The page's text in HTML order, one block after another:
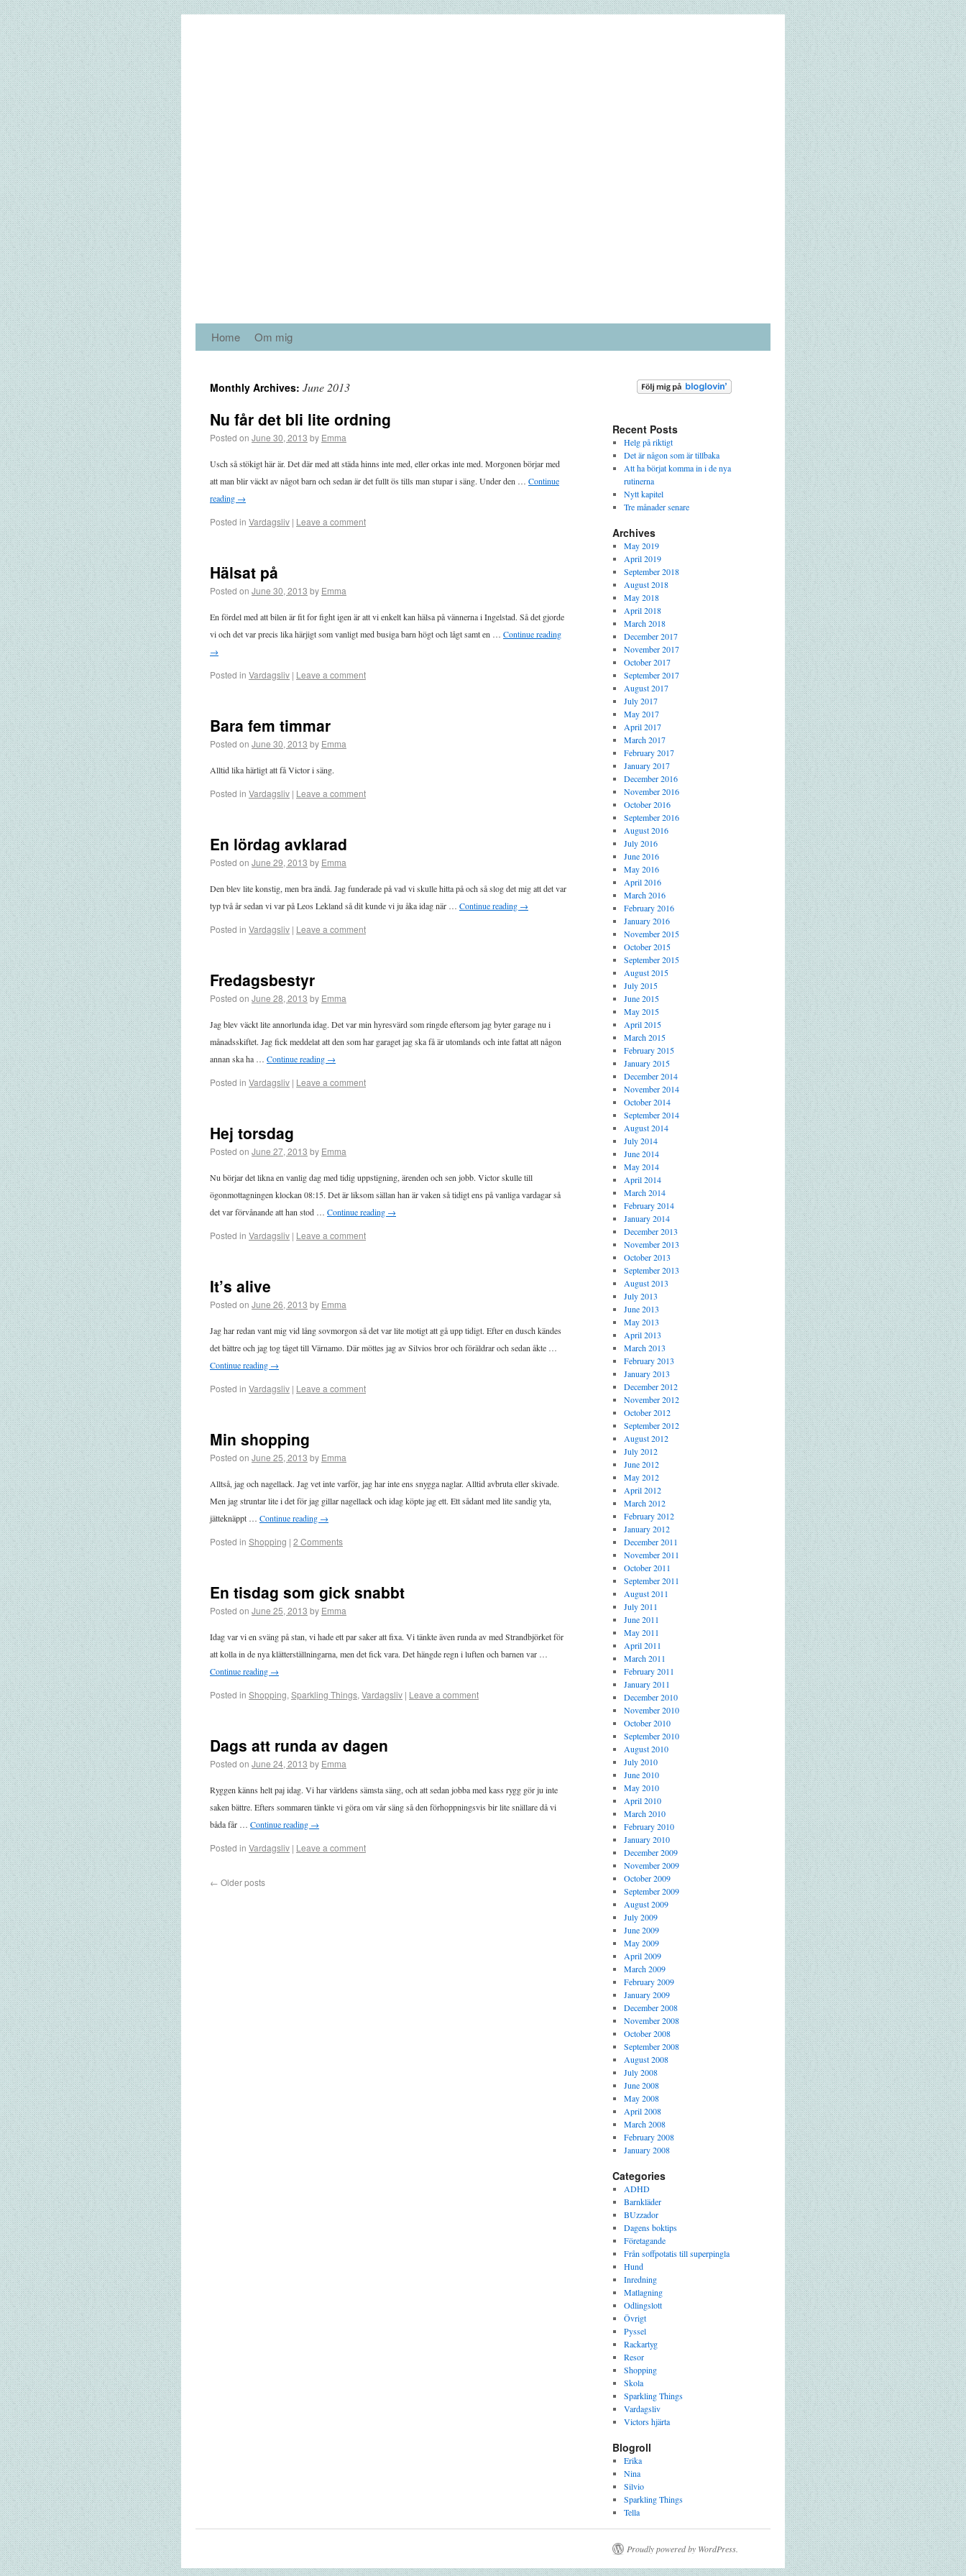
Home Om mig
Monthly Archives: June 2013
Nu får det bli lite ordning
Posted on June 30, 2013 by Emma
Usch så stökigt här är. Det där med att städa hinns inte med, eller orkas inte med. Morgonen börjar med
att man blir väckt av något barn och sedan är det fullt ös tills man stupar i säng. Under den … Continue
reading →
Posted in Vardagsliv | Leave a comment
Hälsat på
Posted on June 30, 2013 by Emma
En fördel med att bilen är fit for fight igen är att vi enkelt kan hälsa på vännerna i Ingelstad. Så det gjorde
vi och det var precis lika härjigt som vanligt med busiga barn högt och lågt samt en … Continue reading
→
Posted in Vardagsliv | Leave a comment
Bara fem timmar
Posted on June 30, 2013 by Emma
Alltid lika härligt att få Victor i säng.
Posted in Vardagsliv | Leave a comment
En lördag avklarad
Posted on June 29, 2013 by Emma
Den blev lite konstig, men bra ändå. Jag funderade på vad vi skulle hitta på och så slog det mig att det var
typ två år sedan vi var på Leos Lekland så dit kunde vi ju åka idag när … Continue reading →
Posted in Vardagsliv | Leave a comment
Fredagsbestyr
Posted on June 28, 2013 by Emma
Jag blev väckt lite annorlunda idag. Det var min hyresvärd som ringde eftersom jag byter garage nu i
månadsskiftet. Jag fick meddelat att den som har garaget jag ska få är utomlands och inte fattat att någon
annan ska ha … Continue reading →
Posted in Vardagsliv | Leave a comment
Hej torsdag
Posted on June 27, 2013 by Emma
Nu börjar det likna en vanlig dag med tidig uppstigning, ärenden och sen jobb. Victor skulle till
ögonmottagningen klockan 08:15. Det är liksom sällan han är vaken så tidigt ens på vanliga vardagar så
det var förvånande att han stod … Continue reading →
Posted in Vardagsliv | Leave a comment
It’s alive
Posted on June 26, 2013 by Emma
Jag har redan vant mig vid lång sovmorgon så det var lite motigt att gå upp tidigt. Efter en dusch kändes
det bättre och jag tog tåget till Värnamo. Där möttes jag av Silvios bror och föräldrar och sedan åkte …
Continue reading →
Posted in Vardagsliv | Leave a comment
Min shopping
Posted on June 25, 2013 by Emma
Alltså, jag och nagellack. Jag vet inte varför, jag har inte ens snygga naglar. Alltid avbruta eller skivade.
Men jag struntar lite i det för jag gillar nagellack och idag köpte jag ett. Ett sådant med lite sandig yta,
jätteknäppt … Continue reading →
Posted in Shopping | 2 Comments
En tisdag som gick snabbt
Posted on June 25, 2013 by Emma
Idag var vi en sväng på stan, vi hade ett par saker att fixa. Vi tänkte även runda av med Strandbjörket för
att kolla in de nya klätterställningarna, men det fick vara. Det hängde regn i luften och barnen var …
Continue reading →
Posted in Shopping, Sparkling Things, Vardagsliv | Leave a comment
Dags att runda av dagen
Posted on June 24, 2013 by Emma
Ryggen känns helt paj idag. Vi har världens sämsta säng, och att sedan jobba med kass rygg gör ju inte
saken bättre. Efters sommaren tänkte vi göra om vår säng så den förhoppningsvis bir lite snällare då vi
båda får … Continue reading →
Posted in Vardagsliv | Leave a comment
← Older posts
Recent Posts
Helg på riktigt
Det är någon som är tillbaka
Att ha börjat komma in i de nya
rutinerna
Nytt kapitel
Tre månader senare
Archives
May 2019
April 2019
September 2018
August 2018
May 2018
April 2018
March 2018
December 2017
November 2017
October 2017
September 2017
August 2017
July 2017
May 2017
April 2017
March 2017
February 2017
January 2017
December 2016
November 2016
October 2016
September 2016
August 2016
July 2016
June 2016
May 2016
April 2016
March 2016
February 2016
January 2016
November 2015
October 2015
September 2015
August 2015
July 2015
June 2015
May 2015
April 2015
March 2015
February 2015
January 2015
December 2014
November 2014
October 2014
September 2014
August 2014
July 2014
June 2014
May 2014
April 2014
March 2014
February 2014
January 2014
December 2013
November 2013
October 2013
September 2013
August 2013
July 2013
June 2013
May 2013
April 2013
March 2013
February 2013
January 2013
December 2012
November 2012
October 2012
September 2012
August 2012
July 2012
June 2012
May 2012
April 2012
March 2012
February 2012
January 2012
December 2011
November 2011
October 2011
September 2011
August 2011
July 2011
June 2011
May 2011
April 2011
March 2011
February 2011
January 2011
December 2010
November 2010
October 2010
September 2010
August 2010
July 2010
June 2010
May 2010
April 2010
March 2010
February 2010
January 2010
December 2009
November 2009
October 2009
September 2009
August 2009
July 2009
June 2009
May 2009
April 2009
March 2009
February 2009
January 2009
December 2008
November 2008
October 2008
September 2008
August 2008
July 2008
June 2008
May 2008
April 2008
March 2008
February 2008
January 2008
Categories
ADHD
Barnkläder
BUzzador
Dagens boktips
Företagande
Från soffpotatis till superpingla
Hund
Inredning
Matlagning
Odlingslott
Övrigt
Pyssel
Rackartyg
Resor
Shopping
Skola
Sparkling Things
Vardagsliv
Victors hjärta
Blogroll
Erika
Nina
Silvio
Sparkling Things
Tella
Proudly powered by WordPress.